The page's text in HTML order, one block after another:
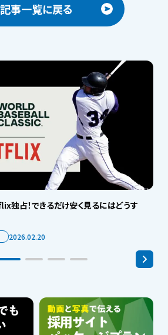
記事一覧に戻る
占！できるだけ安く見るにはどうす
2026.02.20